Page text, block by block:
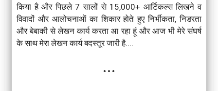
किया है और पिछले 7 सालों से 15,000+ आर्टिकल्स लिखने व
विवादों और आलोचनाओं का शिकार होते हुए निर्भीकता, निडरता
और बेबाकी से लेखन कार्य करता आ रहा हूं और आज भी मेरे संघर्ष
के साथ मेरा लेखन कार्य बदस्तूर जारी है....
...